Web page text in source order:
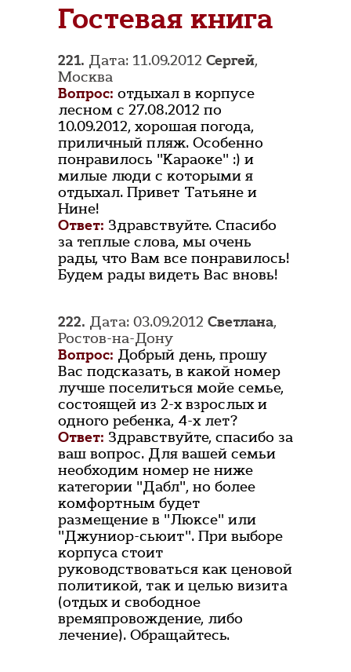
Гостевая книга
221. Дата: 11.09.2012 Сергей,
Москва
Вопрос: отдыхал в корпусе
лесном с 27.08.2012 по
10.09.2012, хорошая погода,
приличный пляж. Особенно
понравилось "Караоке" :) и
милые люди с которыми я
отдыхал. Привет Татьяне и
Нине!
Ответ: Здравствуйте. Спасибо
за теплые слова, мы очень
рады, что Вам все понравилось!
Будем рады видеть Вас вновь!
222. Дата: 03.09.2012 Светлана,
Ростов-на-Дону
Вопрос: Добрый день, прошу
Вас подсказать, в какой номер
лучше поселиться мойе семье,
состоящей из 2-х взрослых и
одного ребенка, 4-х лет?
Ответ: Здравствуйте, спасибо за
ваш вопрос. Для вашей семьи
необходим номер не ниже
категории "Дабл", но более
комфортным будет
размещение в "Люксе" или
"Джуниор-сьюит". При выборе
корпуса стоит
руководствоваться как ценовой
политикой, так и целью визита
(отдых и свободное
времяпровождение, либо
лечение). Обращайтесь.